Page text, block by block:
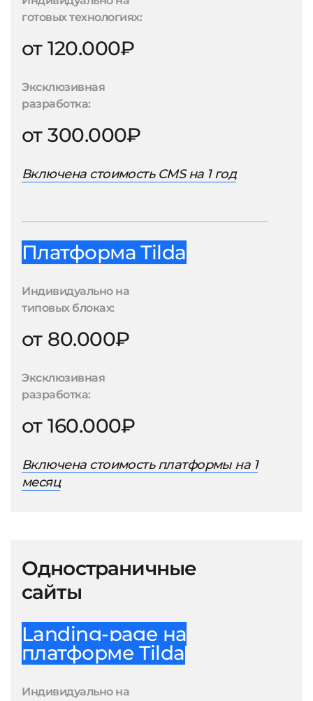
готовых технологиях:
от 120.000₽
Эксклюзивная
разработка:
от 300.000₽
Включена стоимость CMS на 1 год
Платформа Tilda
Индивидуально на
типовых блоках:
от 80.000₽
Эксклюзивная
разработка:
от 160.000₽
Включена стоимость платформы на 1
месяц
Одностраничные
сайты
Landing-page на
платформе Tilda
Индивидуально на